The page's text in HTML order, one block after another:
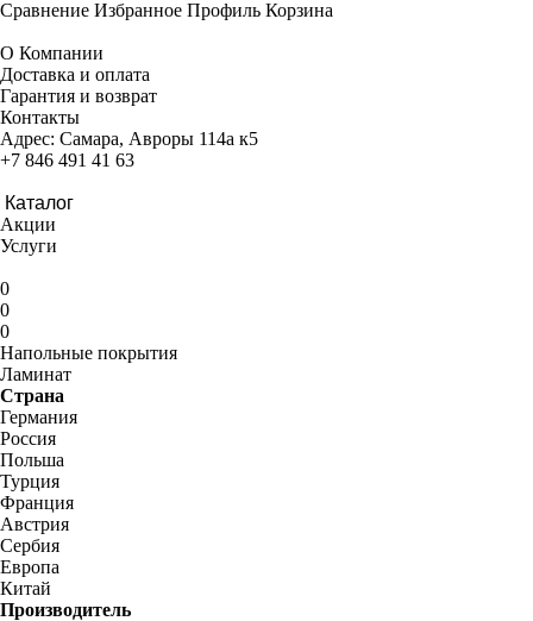
Сравнение Избранное Профиль Корзина
О Компании
Доставка и оплата
Гарантия и возврат
Контакты
Адрес: Самара, Авроры 114а к5
+7 846 491 41 63
Каталог
Акции
Услуги
0
0
0
Напольные покрытия
Ламинат
Страна
Германия
Россия
Польша
Турция
Франция
Австрия
Сербия
Европа
Китай
Производитель